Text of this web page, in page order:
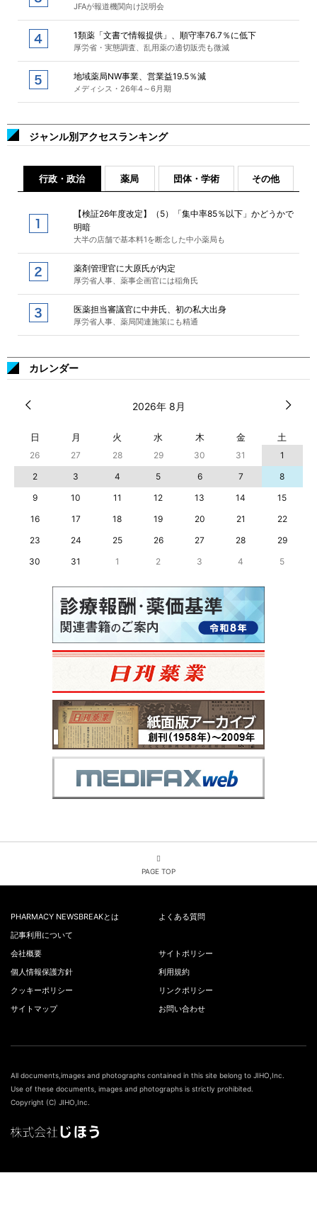
JFAが報道機関向け説明会
1類薬「文書で情報提供」、順守率76.7％に低下
厚労省・実態調査、乱用薬の適切販売も微減
地域薬局NW事業、営業益19.5％減
メディシス・26年4～6月期
ジャンル別アクセスランキング
行政・政治 薬局 団体・学術 その他
【検証26年度改定】（5）「集中率85％以下」かどうかで
明暗
大半の店舗で基本料1を断念した中小薬局も
薬剤管理官に大原氏が内定
厚労省人事、薬事企画官には稲角氏
医薬担当審議官に中井氏、初の私大出身
厚労省人事、薬局関連施策にも精通
カレンダー
2026年 8月
日 月 火 水 木 金 土
26 27 28 29 30 31
1
2
3 4 5 6 7
8
9
10 11 12 13 14
15
16
17 18 19 20 21
22
23
24 25 26 27 28
29
30
31 1 2 3 4 5
PAGE TOP
PHARMACY NEWSBREAKとは
よくある質問
記事利用について
会社概要
サイトポリシー
個人情報保護方針
利用規約
クッキーポリシー
リンクポリシー
サイトマップ
お問い合わせ
All documents,images and photographs contained in this site belong to JIHO,Inc.
Use of these documents, images and photographs is strictly prohibited.
Copyright (C) JIHO,Inc.